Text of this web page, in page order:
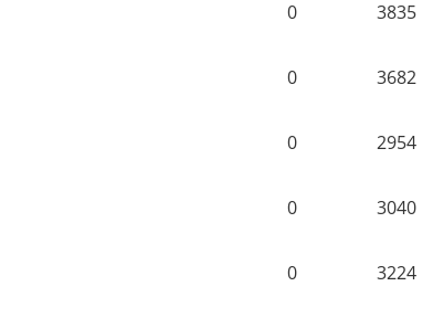
0 3835
0 3682
0 2954
0 3040
0 3224